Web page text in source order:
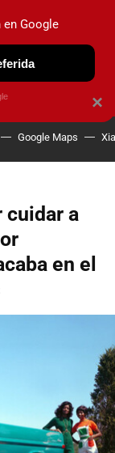
Google Maps
cuidar a
en el
×
Google